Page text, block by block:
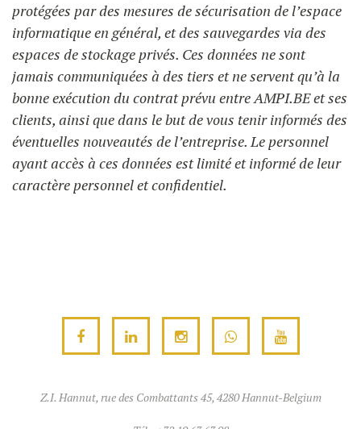
protégées par des mesures de sécurisation de l’espace
informatique en général, et des sauvegardes via des
espaces de stockage privés. Ces données ne sont
jamais communiquées à des tiers et ne servent qu’à la
bonne exécution du contrat prévu entre AMPI.BE et ses
clients, ainsi que dans le but de vous tenir informés des
éventuelles nouveautés de l’entreprise. Le personnel
ayant accès à ces données est limité et informé de leur
caractère personnel et confidentiel.
Z.I. Hannut, rue des Combattants 45, 4280 Hannut-Belgium